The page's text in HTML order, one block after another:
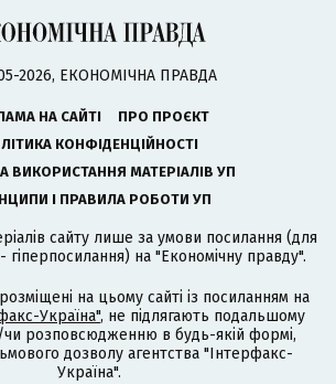
2026, ЕКОНОМІЧНА ПРАВДА
НА САЙТІ
ПРО ПРОЄКТ
КОНФІДЕНЦІЙНОСТІ
ВИКОРИСТАННЯ МАТЕРІАЛІВ УП
І ПРАВИЛА РОБОТИ УП
сайту лише за умови посилання (для
гіперпосилання) на "Економічну правду".
на цьому сайті із посиланням на
Україна", не підлягають подальшому
чи розповсюдженню в будь-якій формі,
дозволу агентства "Інтерфакс-
Україна".